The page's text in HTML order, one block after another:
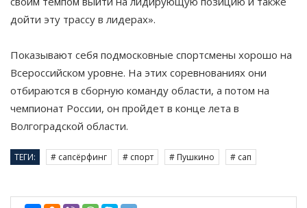
дойти эту трассу в лидерах».
Показывают себя подмосковные спортсмены хорошо на
Всероссийском уровне. На этих соревнованиях они
отбираются в сборную команду области, а потом на
чемпионат России, он пройдет в конце лета в
Волгоградской области.
ТЕГИ: # сапсёрфинг # спорт # Пушкино # сап